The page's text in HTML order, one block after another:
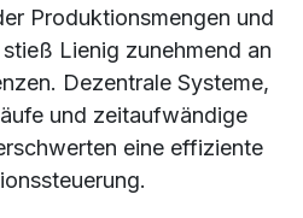
Produktionsmengen und
Lienig zunehmend an
Dezentrale Systeme,
und zeitaufwändige
eine effiziente